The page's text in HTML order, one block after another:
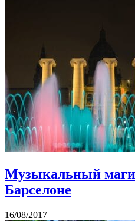
Музыкальный
Барселоне
16/08/2017